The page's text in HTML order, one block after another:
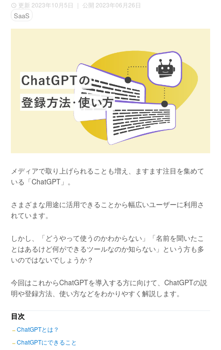
更新 2023年10月5日 ｜ 公開 2023年06月26日
SaaS
メディアで取り上げられることも増え、ますます注目を集めて
いる「ChatGPT」。
さまざまな用途に活用できることから幅広いユーザーに利用さ
れています。
しかし、「どうやって使うのかわからない」「名前を聞いたこ
とはあるけど何ができるツールなのか知らない」という方も多
いのではないでしょうか？
今回はこれからChatGPTを導入する方に向けて、ChatGPTの説
明や登録方法、使い方などをわかりやすく解説します。
目次
ChatGPTとは？
ChatGPTにできること